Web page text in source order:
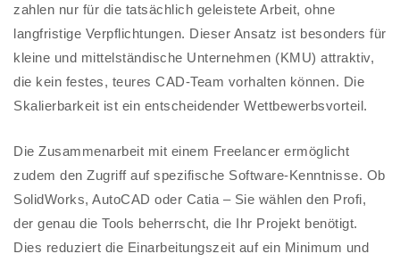
zahlen nur für die tatsächlich geleistete Arbeit, ohne
langfristige Verpflichtungen. Dieser Ansatz ist besonders für
kleine und mittelständische Unternehmen (KMU) attraktiv,
die kein festes, teures CAD-Team vorhalten können. Die
Skalierbarkeit ist ein entscheidender Wettbewerbsvorteil.
Die Zusammenarbeit mit einem Freelancer ermöglicht
zudem den Zugriff auf spezifische Software-Kenntnisse. Ob
SolidWorks, AutoCAD oder Catia – Sie wählen den Profi,
der genau die Tools beherrscht, die Ihr Projekt benötigt.
Dies reduziert die Einarbeitungszeit auf ein Minimum und